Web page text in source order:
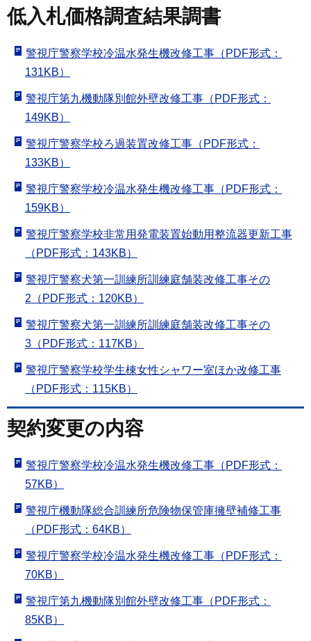
低入札価格調査結果調書
警視庁警察学校冷温水発生機改修工事（PDF形式：
131KB）
警視庁第九機動隊別館外壁改修工事（PDF形式：
149KB）
警視庁警察学校ろ過装置改修工事（PDF形式：
133KB）
警視庁警察学校冷温水発生機改修工事（PDF形式：
159KB）
警視庁警察学校非常用発電装置始動用整流器更新工事
（PDF形式：143KB）
警視庁警察犬第一訓練所訓練庭舗装改修工事その
2（PDF形式：120KB）
警視庁警察犬第一訓練所訓練庭舗装改修工事その
3（PDF形式：117KB）
警視庁警察学校学生棟女性シャワー室ほか改修工事
（PDF形式：115KB）
契約変更の内容
警視庁警察学校冷温水発生機改修工事（PDF形式：
57KB）
警視庁機動隊総合訓練所危険物保管庫擁壁補修工事
（PDF形式：64KB）
警視庁警察学校冷温水発生機改修工事（PDF形式：
70KB）
警視庁第九機動隊別館外壁改修工事（PDF形式：
85KB）